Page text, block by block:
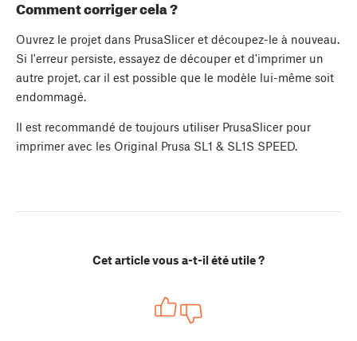
Comment corriger cela ?
Ouvrez le projet dans PrusaSlicer et découpez-le à nouveau.
Si l'erreur persiste, essayez de découper et d'imprimer un
autre projet, car il est possible que le modèle lui-même soit
endommagé.
Il est recommandé de toujours utiliser PrusaSlicer pour
imprimer avec les Original Prusa SL1 & SL1S SPEED.
Cet article vous a-t-il été utile ?